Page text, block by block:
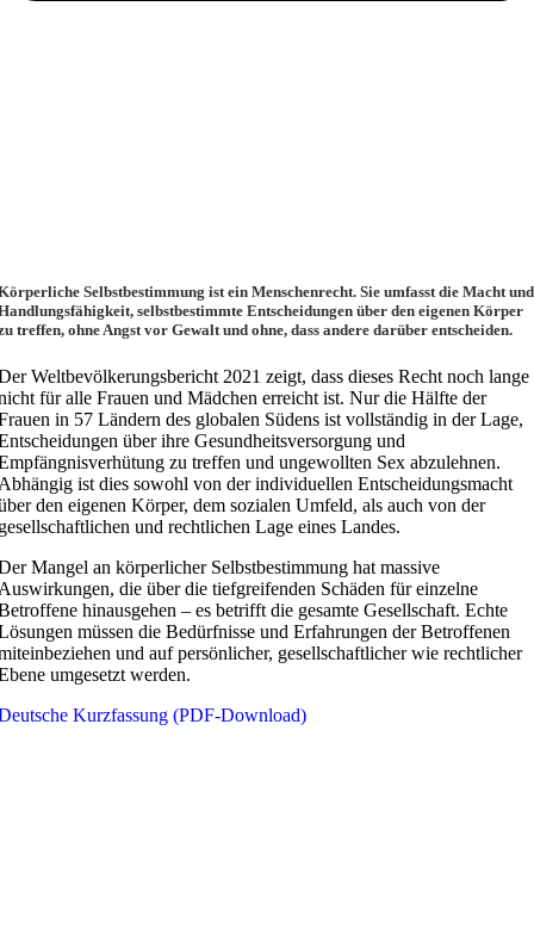
Selbstbestimmung ist ein Menschenrecht. Sie umfasst die Macht und
selbstbestimmte Entscheidungen über den eigenen Körper
treffen, ohne Angst vor Gewalt und ohne, dass andere darüber entscheiden.
Weltbevölkerungsbericht 2021 zeigt, dass dieses Recht noch lange
für alle Frauen und Mädchen erreicht ist. Nur die Hälfte der
in 57 Ländern des globalen Südens ist vollständig in der Lage,
über ihre Gesundheitsversorgung und
zu treffen und ungewollten Sex abzulehnen.
ist dies sowohl von der individuellen Entscheidungsmacht
den eigenen Körper, dem sozialen Umfeld, als auch von der
und rechtlichen Lage eines Landes.
Mangel an körperlicher Selbstbestimmung hat massive
die über die tiefgreifenden Schäden für einzelne
hinausgehen – es betrifft die gesamte Gesellschaft. Echte
müssen die Bedürfnisse und Erfahrungen der Betroffenen
und auf persönlicher, gesellschaftlicher wie rechtlicher
umgesetzt werden.
Kurzfassung (PDF-Download)